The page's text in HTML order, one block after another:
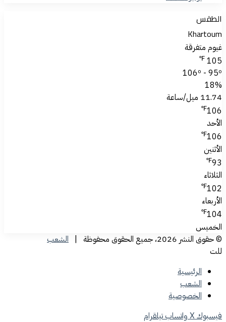
الطقس
Khartoum
غيوم متفرقة
105
℉
106º - 95º
18%
11.74 ميل/ساعة
106
℉
الأحد
106
℉
الأثنين
93
℉
الثلاثاء
102
℉
الأربعاء
104
℉
الخميس
© حقوق النشر 2026، جميع الحقوق محفوظة |
الشعب
للت
الرئيسية
الشعب
الخصوصية
فيسبوك‫X واتساب تيلقرام